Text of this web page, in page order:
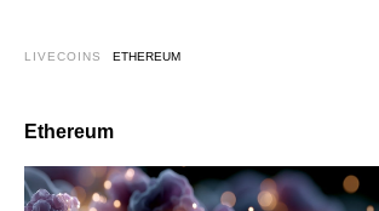
LIVECOINS ETHEREUM
Ethereum